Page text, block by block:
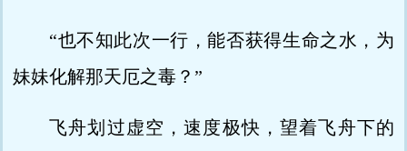
“也不知此次一行，能否获得生命之水，为
妹妹化解那天厄之毒？”
飞舟划过虚空，速度极快，望着飞舟下的